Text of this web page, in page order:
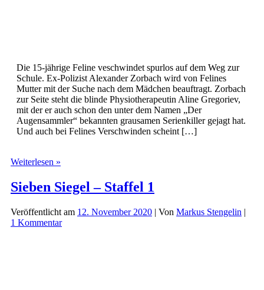
Die 15-jährige Feline veschwindet spurlos auf dem Weg zur
Schule. Ex-Polizist Alexander Zorbach wird von Felines
Mutter mit der Suche nach dem Mädchen beauftragt. Zorbach
zur Seite steht die blinde Physiotherapeutin Aline Gregoriev,
mit der er auch schon den unter dem Namen „Der
Augensammler“ bekannten grausamen Serienkiller gejagt hat.
Und auch bei Felines Verschwinden scheint […]
Weiterlesen »
Das
Hörspiel
Sieben Siegel – Staffel 1
Veröffentlicht am 12. November 2020 | Von Markus Stengelin |
1 Kommentar